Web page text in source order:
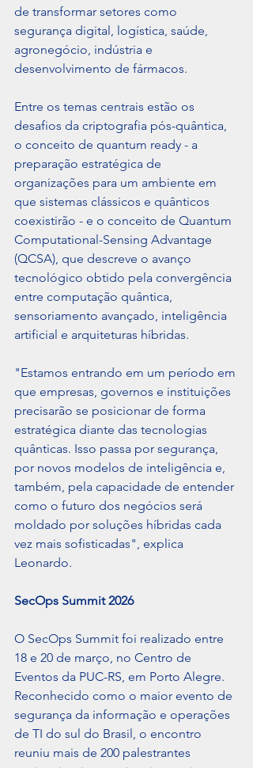
de transformar setores como
segurança digital, logística, saúde,
agronegócio, indústria e
desenvolvimento de fármacos.
Entre os temas centrais estão os
desafios da criptografia pós-quântica,
o conceito de quantum ready - a
preparação estratégica de
organizações para um ambiente em
que sistemas clássicos e quânticos
coexistirão - e o conceito de Quantum
Computational-Sensing Advantage
(QCSA), que descreve o avanço
tecnológico obtido pela convergência
entre computação quântica,
sensoriamento avançado, inteligência
artificial e arquiteturas híbridas.
"Estamos entrando em um período em
que empresas, governos e instituições
precisarão se posicionar de forma
estratégica diante das tecnologias
quânticas. Isso passa por segurança,
por novos modelos de inteligência e,
também, pela capacidade de entender
como o futuro dos negócios será
moldado por soluções híbridas cada
vez mais sofisticadas", explica
Leonardo.
SecOps Summit 2026
O SecOps Summit foi realizado entre
18 e 20 de março, no Centro de
Eventos da PUC-RS, em Porto Alegre.
Reconhecido como o maior evento de
segurança da informação e operações
de TI do sul do Brasil, o encontro
reuniu mais de 200 palestrantes